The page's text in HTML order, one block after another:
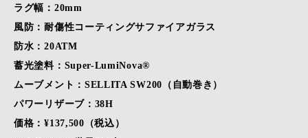
ラグ幅：20mm
風防：耐傷性コーティングサファイアガラス
防水：20ATM
蓄光塗料：Super-LumiNova®
ムーブメント：SELLITA SW200（自動巻き）
パワーリザーブ：38H
価格：¥137,500（税込）